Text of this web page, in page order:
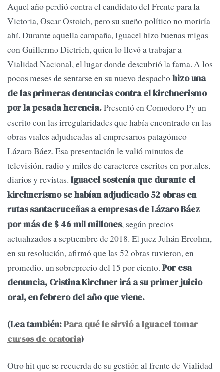
Aquel año perdió contra el candidato del Frente para la
Victoria, Oscar Ostoich, pero su sueño político no moriría
ahí. Durante aquella campaña, Iguacel hizo buenas migas
con Guillermo Dietrich, quien lo llevó a trabajar a
Vialidad Nacional, el lugar donde descubrió la fama. A los
pocos meses de sentarse en su nuevo despachohizo una
de las primeras denuncias contra el kirchnerismo
por la pesada herencia.Presentó en Comodoro Py un
escrito con las irregularidades que había encontrado en las
obras viales adjudicadas al empresarios patagónico
Lázaro Báez. Esa presentación le valió minutos de
televisión, radio y miles de caracteres escritos en portales,
diarios y revistas. Iguacel sostenía que durante el
kirchnerismo se habían adjudicado 52 obras en
rutas santacruceñas a empresas de Lázaro Báez
por más de $ 46 mil millones, según precios
actualizados a septiembre de 2018. El juez Julián Ercolini,
en su resolución, afirmó que las 52 obras tuvieron, en
promedio, un sobreprecio del 15 por ciento. Por esa
denuncia, Cristina Kirchner irá a su primer juicio
oral, en febrero del año que viene.
(Lea también:Para qué le sirvió a Iguacel tomar
cursos de oratoria)
Otro hit que se recuerda de su gestión al frente de Vialidad